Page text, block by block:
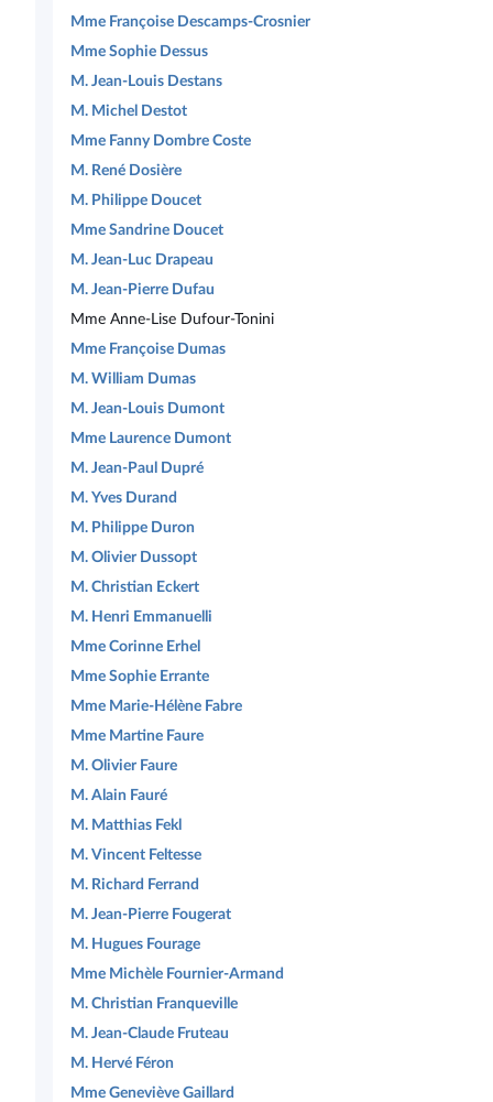
Mme Françoise Descamps-Crosnier
Mme Sophie Dessus
M. Jean-Louis Destans
M. Michel Destot
Mme Fanny Dombre Coste
M. René Dosière
M. Philippe Doucet
Mme Sandrine Doucet
M. Jean-Luc Drapeau
M. Jean-Pierre Dufau
Mme Anne-Lise Dufour-Tonini
Mme Françoise Dumas
M. William Dumas
M. Jean-Louis Dumont
Mme Laurence Dumont
M. Jean-Paul Dupré
M. Yves Durand
M. Philippe Duron
M. Olivier Dussopt
M. Christian Eckert
M. Henri Emmanuelli
Mme Corinne Erhel
Mme Sophie Errante
Mme Marie-Hélène Fabre
Mme Martine Faure
M. Olivier Faure
M. Alain Fauré
M. Matthias Fekl
M. Vincent Feltesse
M. Richard Ferrand
M. Jean-Pierre Fougerat
M. Hugues Fourage
Mme Michèle Fournier-Armand
M. Christian Franqueville
M. Jean-Claude Fruteau
M. Hervé Féron
Mme Geneviève Gaillard